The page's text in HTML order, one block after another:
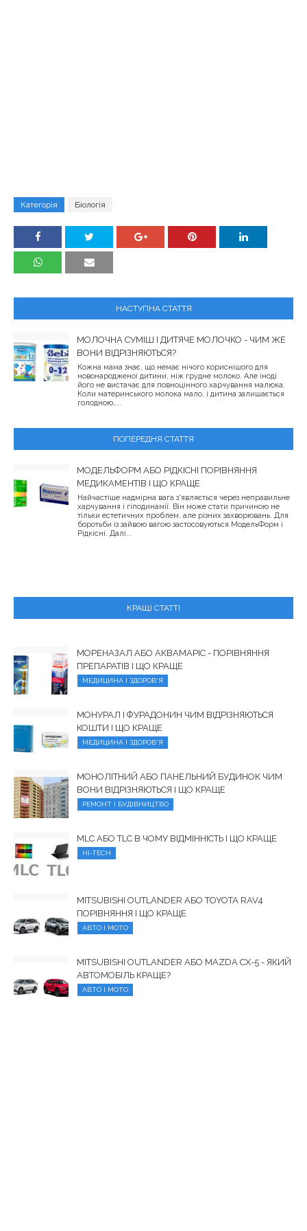
Категорія Біологія
НАСТУПНА СТАТТЯ
МОЛОЧНА СУМІШ І ДИТЯЧЕ МОЛОЧКО - ЧИМ ЖЕ
ВОНИ ВІДРІЗНЯЮТЬСЯ?
Кожна мама знає, що немає нічого кориснішого для
новонародженої дитини, ніж грудне молоко. Але іноді
його не вистачає для повноцінного харчування малюка.
Коли материнського молока мало, і дитина залишається
голодною,...
ПОПЕРЕДНЯ СТАТТЯ
МОДЕЛЬФОРМ АБО РІДКІСНІ ПОРІВНЯННЯ
МЕДИКАМЕНТІВ І ЩО КРАЩЕ
Найчастіше надмірна вага з'являється через неправильне
харчування і гіподинамії. Він може стати причиною не
тільки естетичних проблем, але різних захворювань. Для
боротьби із зайвою вагою застосовуються МодельФорм і
Рідкісні. Далі...
КРАЩІ СТАТТІ
МОРЕНАЗАЛ АБО АКВАМАРІС - ПОРІВНЯННЯ
ПРЕПАРАТІВ І ЩО КРАЩЕ
МЕДИЦИНА І ЗДОРОВ'Я
МОНУРАЛ І ФУРАДОНИН ЧИМ ВІДРІЗНЯЮТЬСЯ
КОШТИ І ЩО КРАЩЕ
МЕДИЦИНА І ЗДОРОВ'Я
МОНОЛІТНИЙ АБО ПАНЕЛЬНИЙ БУДИНОК ЧИМ
ВОНИ ВІДРІЗНЯЮТЬСЯ І ЩО КРАЩЕ
РЕМОНТ І БУДІВНИЦТВО
MLC АБО TLC В ЧОМУ ВІДМІННІСТЬ І ЩО КРАЩЕ
HI-TECH
MITSUBISHI OUTLANDER АБО TOYOTA RAV4
ПОРІВНЯННЯ І ЩО КРАЩЕ
АВТО І МОТО
MITSUBISHI OUTLANDER АБО MAZDA CX-5 - ЯКИЙ
АВТОМОБІЛЬ КРАЩЕ?
АВТО І МОТО